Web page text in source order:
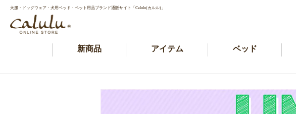
犬服・ドッグウェア・犬用ベッド・ペット用品ブランド通販サイト「Calulu(カルル)」
新商品 アイテム ベッド